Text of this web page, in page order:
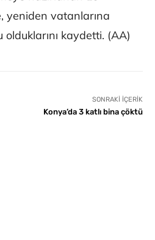
yeniden vatanlarına
kaydetti. (AA)
SONRAKI İÇERIK
Konya’da 3 katlı bina çöktü